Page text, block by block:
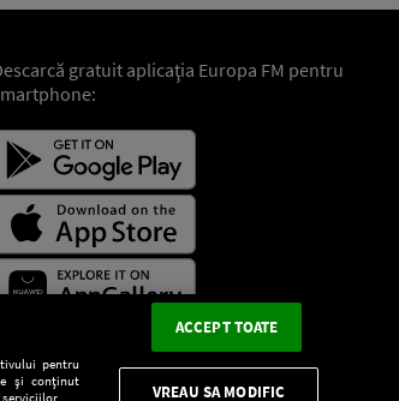
gratuit aplicaţia Europa FM pentru
pentru
și conținut
ACCEPT TOATE
VREAU SA MODIFIC